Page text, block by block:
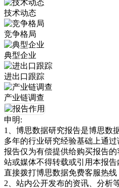
技术动态
竞争格局
典型企业
进出口跟踪
产业链调查
申明:
1、博思数据研究报告是博思数
多年的行业研究经验基础上通
报告仅为有偿提供给购买报告
站或媒体不得转载或引用本报
直接拨打博思数据免费客服热线
2、站内公开发布的资讯、分析